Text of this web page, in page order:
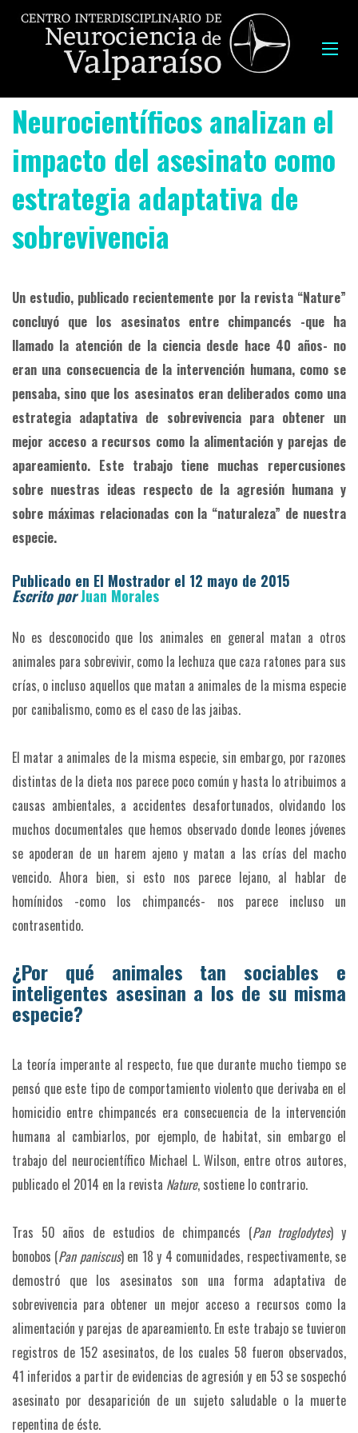
Neurocientíficos analizan el
impacto del asesinato como
estrategia adaptativa de
sobrevivencia
Un estudio, publicado recientemente por la revista “Nature”
concluyó que los asesinatos entre chimpancés -que ha
llamado la atención de la ciencia desde hace 40 años- no
eran una consecuencia de la intervención humana, como se
pensaba, sino que los asesinatos eran deliberados como una
estrategia adaptativa de sobrevivencia para obtener un
mejor acceso a recursos como la alimentación y parejas de
apareamiento. Este trabajo tiene muchas repercusiones
sobre nuestras ideas respecto de la agresión humana y
sobre máximas relacionadas con la “naturaleza” de nuestra
especie.
Publicado en El Mostrador el 12 mayo de 2015
Escrito porJuan Morales
No es desconocido que los animales en general matan a otros
animales para sobrevivir, como la lechuza que caza ratones para sus
crías, o incluso aquellos que matan a animales de la misma especie
por canibalismo, como es el caso de las jaibas.
El matar a animales de la misma especie, sin embargo, por razones
distintas de la dieta nos parece poco común y hasta lo atribuimos a
causas ambientales, a accidentes desafortunados, olvidando los
muchos documentales que hemos observado donde leones jóvenes
se apoderan de un harem ajeno y matan a las crías del macho
vencido. Ahora bien, si esto nos parece lejano, al hablar de
homínidos -como los chimpancés- nos parece incluso un
contrasentido.
¿Por qué animales tan sociables e
inteligentes asesinan a los de su misma
especie?
La teoría imperante al respecto, fue que durante mucho tiempo se
pensó que este tipo de comportamiento violento que derivaba en el
homicidio entre chimpancés era consecuencia de la intervención
humana al cambiarlos, por ejemplo, de habitat, sin embargo el
trabajo del neurocientífico Michael L. Wilson, entre otros autores,
publicado el 2014 en la revista Nature, sostiene lo contrario.
Tras 50 años de estudios de chimpancés (Pan troglodytes) y
bonobos (Pan paniscus) en 18 y 4 comunidades, respectivamente, se
demostró que los asesinatos son una forma adaptativa de
sobrevivencia para obtener un mejor acceso a recursos como la
alimentación y parejas de apareamiento. En este trabajo se tuvieron
registros de 152 asesinatos, de los cuales 58 fueron observados,
41 inferidos a partir de evidencias de agresión y en 53 se sospechó
asesinato por desaparición de un sujeto saludable o la muerte
repentina de éste.